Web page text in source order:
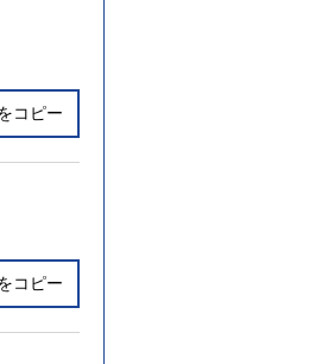
コピー
コピー